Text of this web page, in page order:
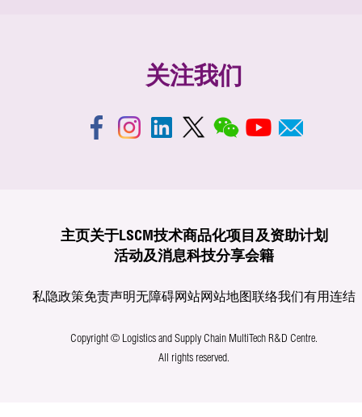
关注我们
主页关于LSCM技术商品化项目及资助计划
活动及消息科技分享会籍
私隐政策免责声明无障碍网站网站地图联络我们有用连结
Copyright © Logistics and Supply Chain MultiTech R&D Centre.
All rights reserved.